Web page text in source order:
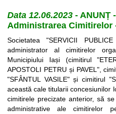
Data 12.06.2023 - ANUNȚ
Administrarea Cimitirelor
Societatea "SERVICII
administrator al cimitirelor
Municipiului Iași (cimitirul
APOSTOLI PETRU și PAVEL",
"SFÂNTUL VASILE" și cimitirul
această cale titularii concesiunilor
cimitirele precizate anterior, să
administrative ale cimitirelor